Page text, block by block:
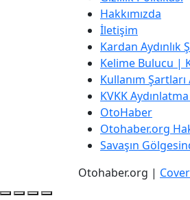
Hakkımızda
İletişim
Kardan Aydınlık
Kelime Bulucu |
Kullanım Şartları
KVKK
OtoHaber
Otohaber.org
Savaşın
Otohaber.org |